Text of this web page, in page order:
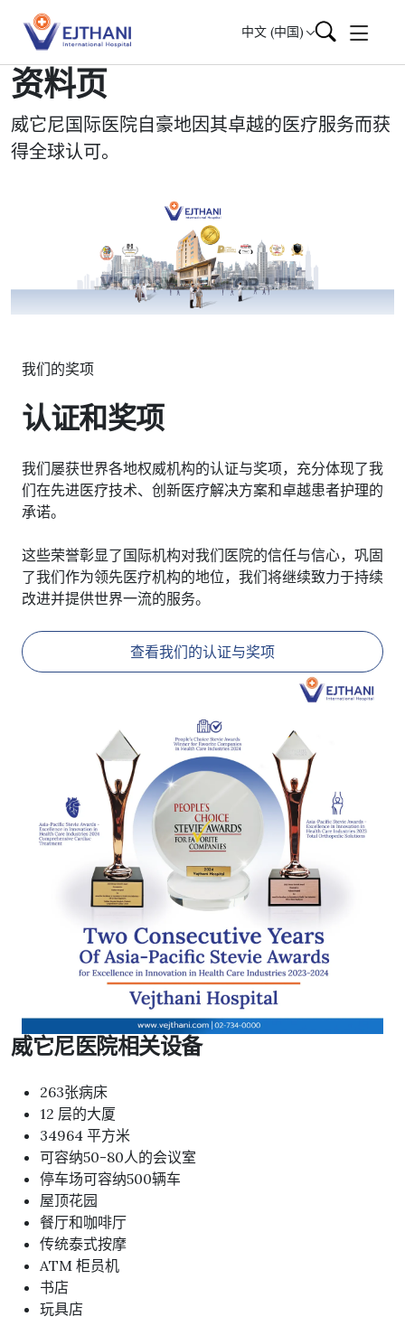
Skip to content
中文 (中国)
资料页
威它尼国际医院自豪地因其卓越的医疗服务而获
得全球认可。
我们的奖项
认证和奖项
我们屡获世界各地权威机构的认证与奖项，充分体现了我
们在先进医疗技术、创新医疗解决方案和卓越患者护理的
承诺。
这些荣誉彰显了国际机构对我们医院的信任与信心，巩固
了我们作为领先医疗机构的地位，我们将继续致力于持续
改进并提供世界一流的服务。
查看我们的认证与奖项
威它尼医院相关设备
263张病床
12 层的大厦
34964 平方米
可容纳50-80人的会议室
停车场可容纳500辆车
屋顶花园
餐厅和咖啡厅
传统泰式按摩
ATM 柜员机
书店
玩具店